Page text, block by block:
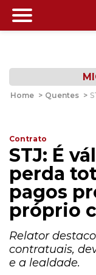
Home > Quentes >
Contrato
STJ: É
perda
pagos
próprio
Relator
contratuais,
e a lealdade.